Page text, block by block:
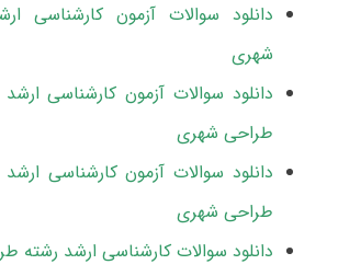
شهری
طراحی شهری
طراحی شهری
دانلود سوالات کارشناسی ارشد رشته